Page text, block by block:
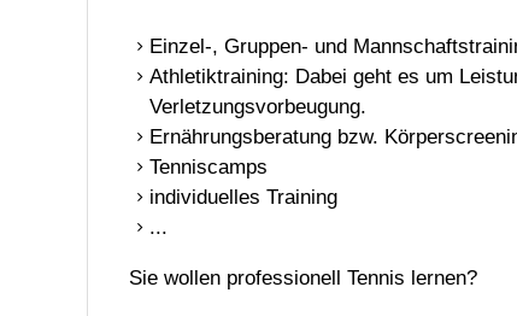
Einzel-, Gruppen- und
Athletiktraining: Dabei geht es um
Verletzungsvorbeugung.
Ernährungsberatung bzw.
Tenniscamps
individuelles Training
...
Sie wollen professionell Tennis lernen?